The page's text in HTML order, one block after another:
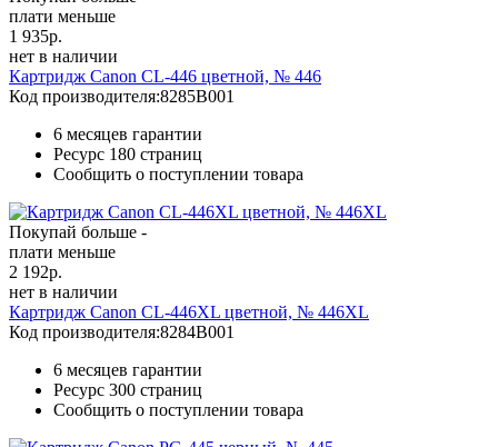
плати меньше
1 935р.
нет в наличии
Картридж Canon CL-446 цветной, № 446
Код производителя:8285B001
6 месяцев гарантии
Ресурс 180 страниц
Сообщить о поступлении товара
Покупай больше -
плати меньше
2 192р.
нет в наличии
Картридж Canon CL-446XL цветной, № 446XL
Код производителя:8284B001
6 месяцев гарантии
Ресурс 300 страниц
Сообщить о поступлении товара